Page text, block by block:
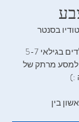
בסנטר
למסע מרתק של